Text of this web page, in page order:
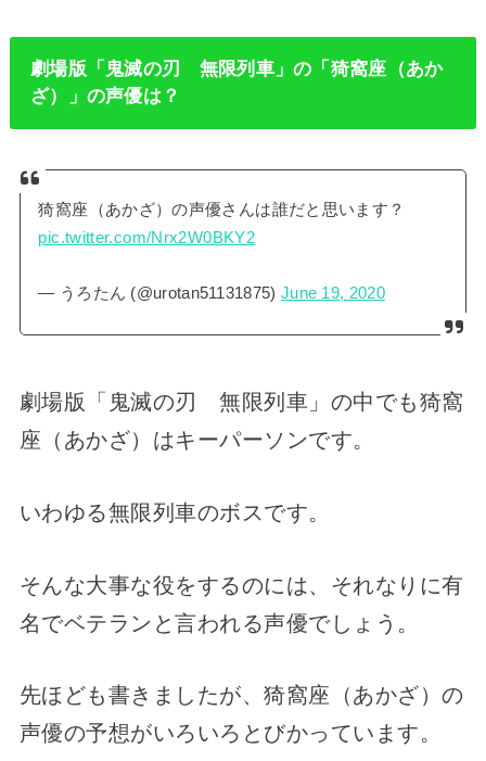
劇場版「鬼滅の刃 無限列車」の「猗窩座（あか
ざ）」の声優は？
猗窩座（あかざ）の声優さんは誰だと思います？
pic.twitter.com/Nrx2W0BKY2
— うろたん (@urotan51131875) June 19, 2020
劇場版「鬼滅の刃 無限列車」の中でも猗窩
座（あかざ）はキーパーソンです。
いわゆる無限列車のボスです。
そんな大事な役をするのには、それなりに有
名でベテランと言われる声優でしょう。
先ほども書きましたが、猗窩座（あかざ）の
声優の予想がいろいろとびかっています。